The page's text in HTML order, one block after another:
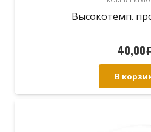
Высокотемп.
40,00
В